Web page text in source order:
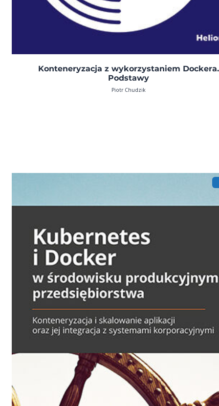
Konteneryzacja z wykorzystaniem Dockera.
Podstawy
Piotr Chudzik